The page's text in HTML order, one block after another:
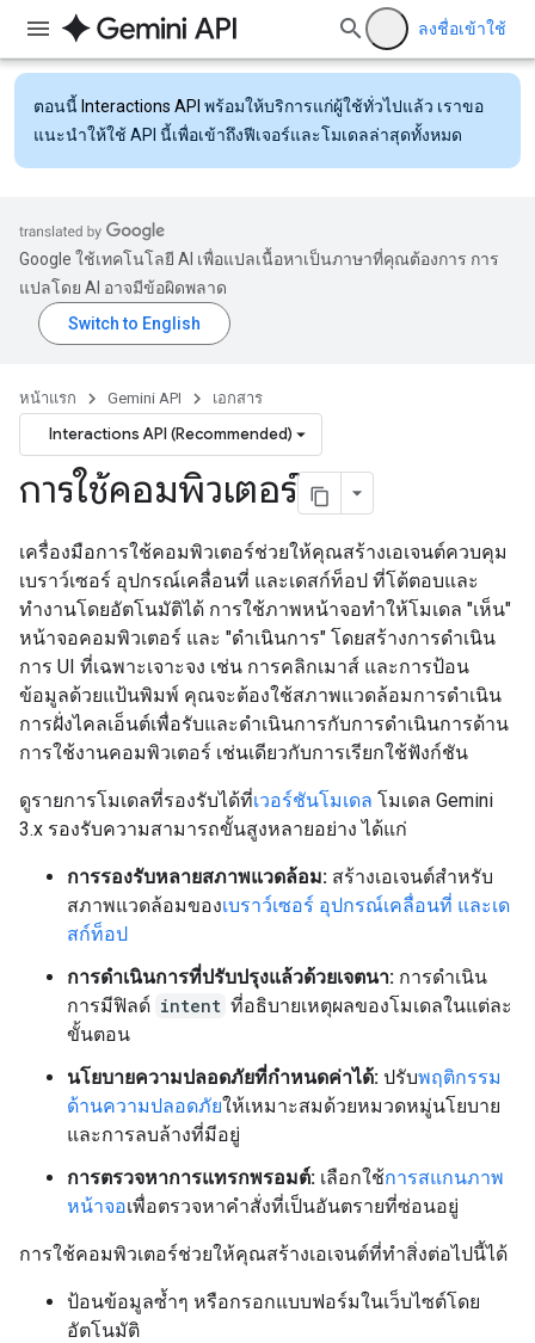
ลงชื่อเข้าใช้
ตอนนี้ Interactions API พร้อมให้บริการแก่ผู้ใช้ทั่วไปแล้ว เราขอ
แนะนำให้ใช้ API นี้เพื่อเข้าถึงฟีเจอร์และโมเดลล่าสุดทั้งหมด
Google ใช้เทคโนโลยี AI เพื่อแปลเนื้อหาเป็นภาษาที่คุณต้องการ การ
แปลโดย AI อาจมีข้อผิดพลาด
หน้าแรก Gemini API เอกสาร
Interactions API (Recommended)
การใช้คอมพิวเตอร์
เครื่องมือการใช้คอมพิวเตอร์ช่วยให้คุณสร้างเอเจนต์ควบคุม
เบราว์เซอร์ อุปกรณ์เคลื่อนที่ และเดสก์ท็อป ที่โต้ตอบและ
ทำงานโดยอัตโนมัติได้ การใช้ภาพหน้าจอทำให้โมเดล "เห็น"
หน้าจอคอมพิวเตอร์ และ "ดำเนินการ" โดยสร้างการดำเนิน
การ UI ที่เฉพาะเจาะจง เช่น การคลิกเมาส์ และการป้อน
ข้อมูลด้วยแป้นพิมพ์ คุณจะต้องใช้สภาพแวดล้อมการดำเนิน
การฝั่งไคลเอ็นต์เพื่อรับและดำเนินการกับการดำเนินการด้าน
การใช้งานคอมพิวเตอร์ เช่นเดียวกับการเรียกใช้ฟังก์ชัน
ดูรายการโมเดลที่รองรับได้ที่เวอร์ชันโมเดล โมเดล Gemini
3.x รองรับความสามารถขั้นสูงหลายอย่าง ได้แก่
การรองรับหลายสภาพแวดล้อม: สร้างเอเจนต์สำหรับ
สภาพแวดล้อมของเบราว์เซอร์ อุปกรณ์เคลื่อนที่ และเด
สก์ท็อป
การดำเนินการที่ปรับปรุงแล้วด้วยเจตนา: การดำเนิน
การมีฟิลด์ intent ที่อธิบายเหตุผลของโมเดลในแต่ละ
ขั้นตอน
นโยบายความปลอดภัยที่กำหนดค่าได้: ปรับพฤติกรรม
ด้านความปลอดภัยให้เหมาะสมด้วยหมวดหมู่นโยบาย
และการลบล้างที่มีอยู่
การตรวจหาการแทรกพรอมต์: เลือกใช้การสแกนภาพ
หน้าจอเพื่อตรวจหาคำสั่งที่เป็นอันตรายที่ซ่อนอยู่
การใช้คอมพิวเตอร์ช่วยให้คุณสร้างเอเจนต์ที่ทำสิ่งต่อไปนี้ได้
ป้อนข้อมูลซ้ำๆ หรือกรอกแบบฟอร์มในเว็บไซต์โดย
อัตโนมัติ